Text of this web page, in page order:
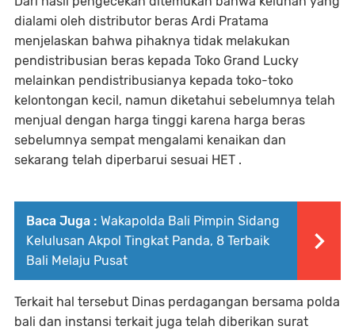
dialami oleh distributor beras Ardi Pratama
menjelaskan bahwa pihaknya tidak melakukan
pendistribusian beras kepada Toko Grand Lucky
melainkan pendistribusianya kepada toko-toko
kelontongan kecil, namun diketahui sebelumnya telah
menjual dengan harga tinggi karena harga beras
sebelumnya sempat mengalami kenaikan dan
sekarang telah diperbarui sesuai HET .
Baca Juga : Wakapolda Bali Pimpin Sidang
Kelulusan Akpol Tingkat Panda, 8 Terbaik
Bali Melaju Pusat
Terkait hal tersebut Dinas perdagangan bersama polda
bali dan instansi terkait juga telah diberikan surat